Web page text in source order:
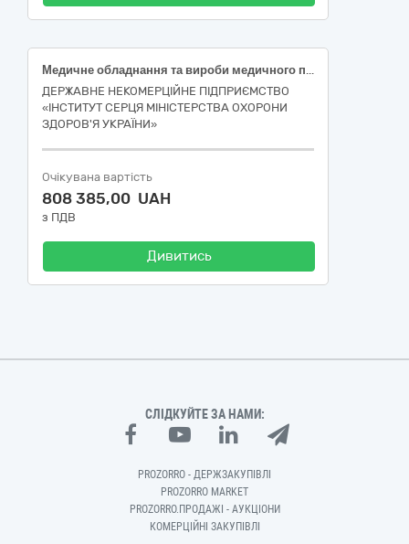
Медичне обладнання та вироби медичного призначення різні (ДК 021:2015 – 33190000-8) (код НК 024:2023 - 17605 Набір для системи підготування крові для аутотрансфузії; код НК 031:2024 - Z120104)
ДЕРЖАВНЕ НЕКОМЕРЦІЙНЕ ПІДПРИЄМСТВО
«ІНСТИТУТ СЕРЦЯ МІНІСТЕРСТВА ОХОРОНИ
ЗДОРОВ'Я УКРАЇНИ»
Очікувана вартість
808 385,00 UAH
з ПДВ
Дивитись
СЛІДКУЙТЕ ЗА НАМИ:
PROZORRO - ДЕРЖЗАКУПІВЛІ
PROZORRO MARKET
PROZORRO.ПРОДАЖІ - АУКЦІОНИ
КОМЕРЦІЙНІ ЗАКУПІВЛІ